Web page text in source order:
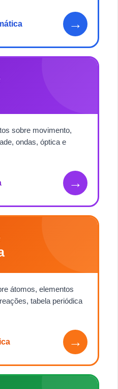
→
sobre movimento,
ondas, óptica e
→
átomos, elementos
tabela periódica
→